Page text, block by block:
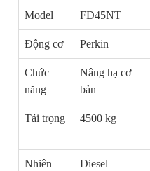
Model FD45NT
Động cơ Perkin
Chức
năng
Nâng hạ cơ
bản
Tải trọng 4500 kg
Nhiên
Diesel